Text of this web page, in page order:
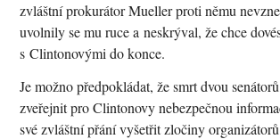
zvláštní prokurátor Mueller proti němu
uvolnily se mu ruce a neskrýval, že chce
s Clintonovými do konce.
Je možno předpokládat, že smrt dvou
zveřejnit pro Clintonovy nebezpečnou
své zvláštní přání vyšetřit zločiny